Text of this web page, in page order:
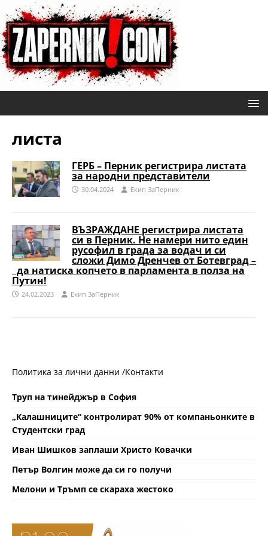
листа
ГЕРБ – Перник регистрира листата
за народни представители
30.04.2024 Eкип ЗаПерник
ВЪЗРАЖДАНЕ регистрира листата
си в Перник. Не намери нито един
русофил в града за водач и си
сложи Димо Дренчев от Ботевград –
да натиска копчето в парламента в полза на
Путин!
24.02.2023 Eкип ЗаПерник
Политика за лични данни /Контакти
Труп на тинейджър в София
„Калашниците“ контролират 90% от компаньонките в
Студентски град
Иван Шишков заплаши Христо Ковачки
Петър Волгин може да си го получи
Мелони и Тръмп се скараха жестоко